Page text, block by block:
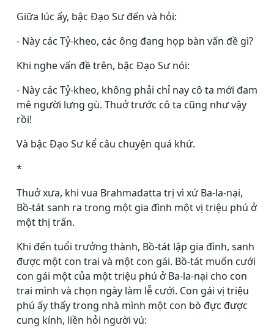
Giữa lúc ấy, bậc Ðạo Sư đến và hỏi:
- Này các Tỷ-kheo, các ông đang họp bàn vấn đề gì?
Khi nghe vấn đề trên, bậc Ðạo Sư nói:
- Này các Tỷ-kheo, không phải chỉ nay cô ta mới đam
mê người lưng gù. Thuở trước cô ta cũng như vậy
rồi!
Và bậc Ðạo Sư kể câu chuyện quá khứ.
*
Thuở xưa, khi vua Brahmadatta trị vì xứ Ba-la-nại,
Bồ-tát sanh ra trong một gia đình một vị triệu phú ở
một thị trấn.
Khi đến tuổi trưởng thành, Bồ-tát lập gia đình, sanh
được một con trai và một con gái. Bồ-tát muốn cưới
con gái một của một triệu phú ở Ba-la-nại cho con
trai mình và chọn ngày làm lễ cưới. Con gái vị triệu
phú ấy thấy trong nhà mình một con bò đực được
cung kính, liền hỏi người vú: